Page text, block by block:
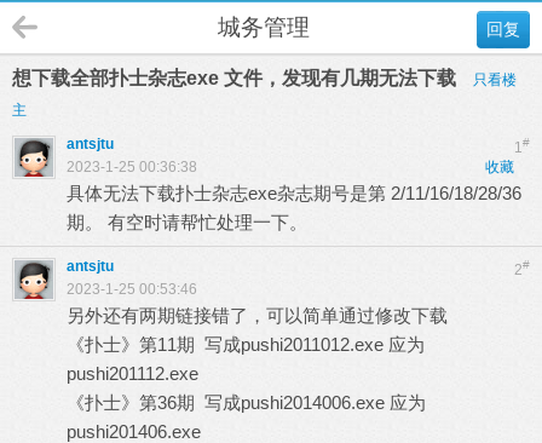
回复
城务管理
想下载全部扑士杂志exe 文件，发现有几期无法下载
只看楼
主
1#
antsjtu
收藏
2023-1-25 00:36:38
具体无法下载扑士杂志exe杂志期号是第 2/11/16/18/28/36
期。 有空时请帮忙处理一下。
2#
antsjtu
2023-1-25 00:53:46
另外还有两期链接错了，可以简单通过修改下载
《扑士》第11期 写成pushi2011012.exe 应为
pushi201112.exe
《扑士》第36期 写成pushi2014006.exe 应为
pushi201406.exe